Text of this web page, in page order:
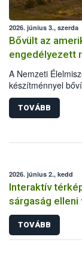
2026. június 3., szerda
Bővült az
engedélyezett
A Nemzeti
készítménnyel
engedélyezett
védekezni a
ellen. A frissen
TOVÁBB
2026. június 2., kedd
Interaktív
sárgaság
TOVÁBB